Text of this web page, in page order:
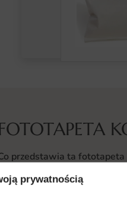
prywatnością
przedstawia ta fototapeta
Kobieta w
emocjonalnym, który